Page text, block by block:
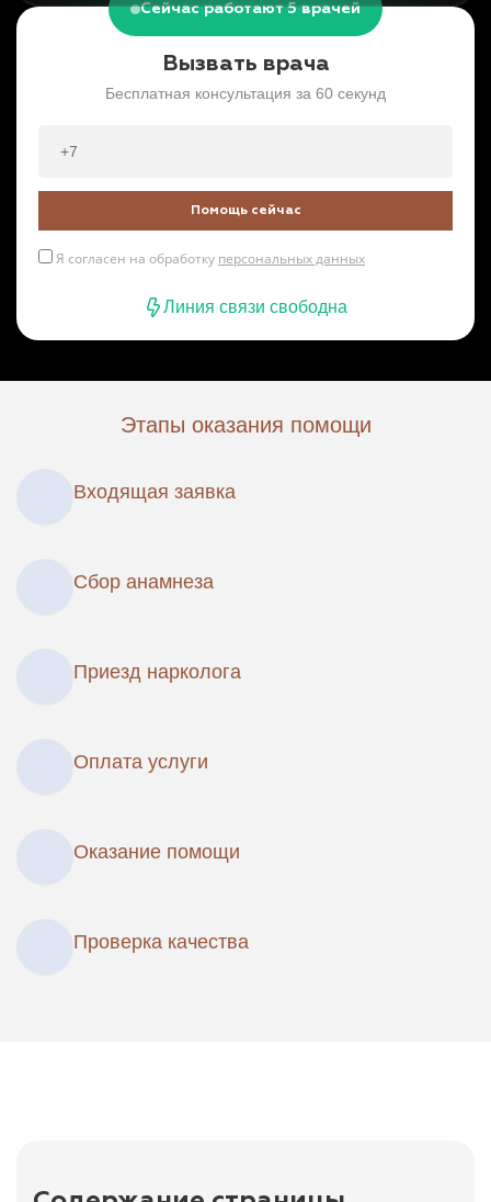
Сейчас работают 5 врачей
Вызвать врача
Бесплатная консультация за 60 секунд
Помощь сейчас
Я согласен на обработку персональных данных
Линия связи свободна
Этапы оказания помощи
Входящая заявка
Сбор анамнеза
Приезд нарколога
Оплата услуги
Оказание помощи
Проверка качества